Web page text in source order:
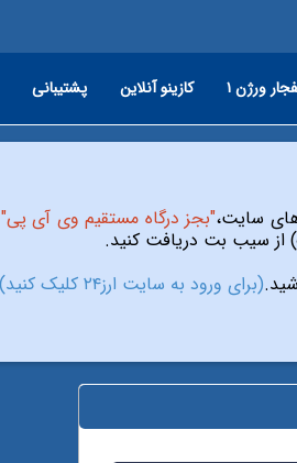
ورژن ۱ کازینو آنلاین پشتیبانی
"بجز درگاه مستقیم وی آی پی"
(برای ورود به سایت ارز۲۴ کلیک کنید)